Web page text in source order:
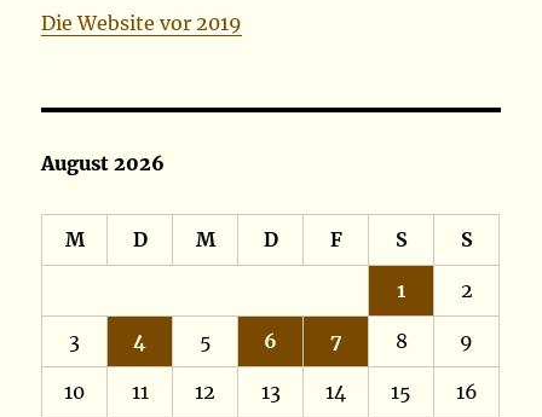
Die Website vor 2019
August 2026
M D M D F S S
1 2
3 4 5 6 7 8 9
10 11 12 13 14 15 16